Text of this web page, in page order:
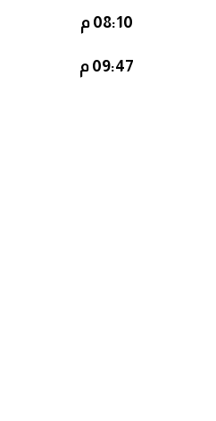
08:10 م
09:47 م